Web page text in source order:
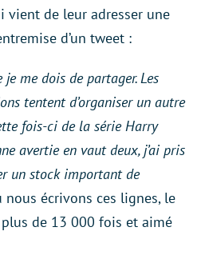
vient de leur adresser une
d’un tweet :
me dois de partager. Les
tentent d’organiser un autre
fois-ci de la série Harry
avertie en vaut deux, j’ai pris
un stock important de
nous écrivons ces lignes, le
de 13 000 fois et aimé